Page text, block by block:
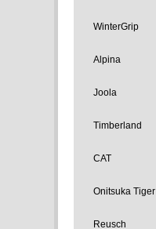
WinterGrip
Alpina
Joola
Timberland
CAT
Onitsuka Tiger
Reusch